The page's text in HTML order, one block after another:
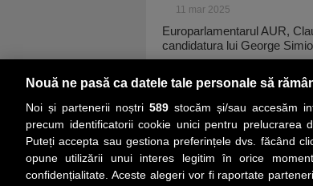
11 mar 2025
Europarlamentarul AUR,
candidatura lui George
PRIMA PAGINĂ
Nouă ne pasă ca datele tale personale să
Noi și partenerii noștri 589stocăm și/sau accesăm
precum identificatorii cookie unici pentru prelucrarea
Puteți accepta sau gestiona preferințele dvs. făcând
opune utilizării unui interes legitim în orice
confidențialitate. Aceste alegeri vor fi raportate